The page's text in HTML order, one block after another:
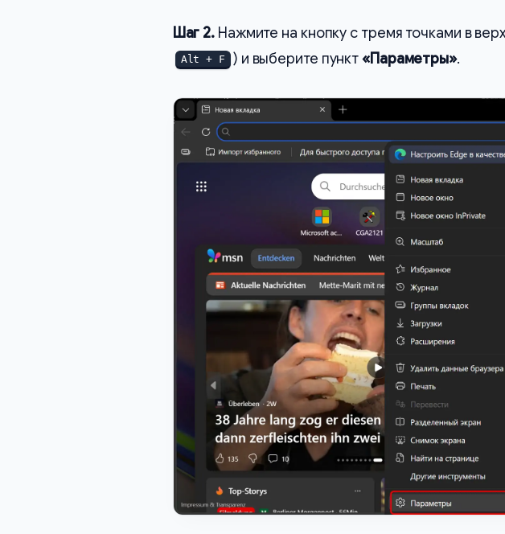
Шаг 2. Нажмите на кнопку с тремя точками в
Alt + F ) и выберите пункт«Параметры».